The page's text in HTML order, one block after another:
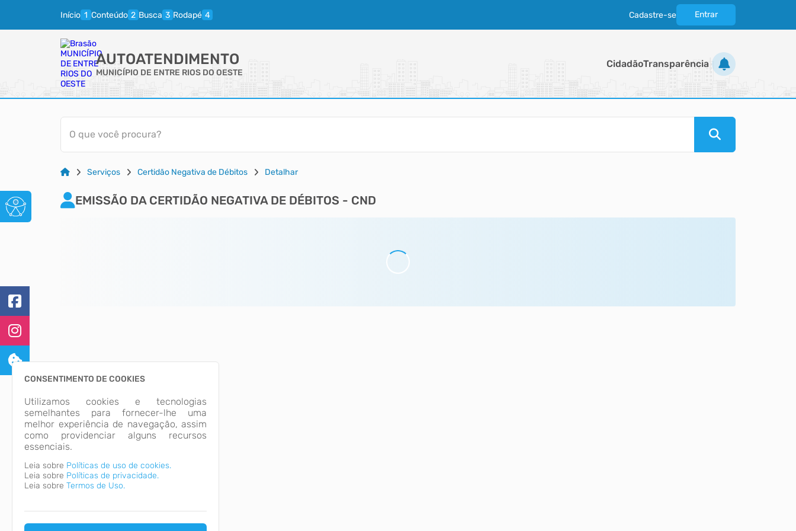
Início Conteúdo Busca Rodapé Cadastre-se Entrar
AUTOATENDIMENTO
MUNICÍPIO DE ENTRE RIOS DO OESTE
CidadãoTransparência
O que você procura?
Serviços Certidão Negativa de Débitos Detalhar
CONSENTIMENTO DE COOKIES
Utilizamos cookies e tecnologias
semelhantes para fornecer-lhe uma
melhor experiência de navegação, assim
como providenciar alguns recursos
essenciais.
Leia sobre Políticas de uso de cookies.
Leia sobre Políticas de privacidade.
Leia sobre Termos de Uso.
EMISSÃO DA CERTIDÃO NEGATIVA DE DÉBITOS - CND